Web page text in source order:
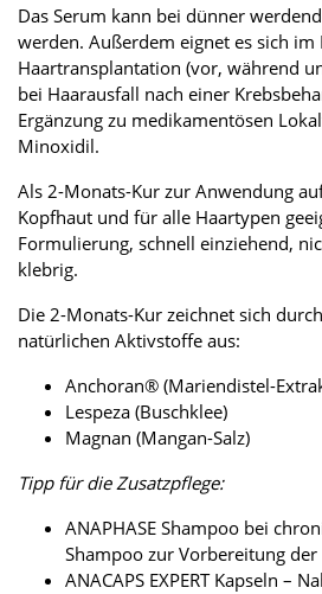
Das Serum kann bei dünner
werden. Außerdem eignet es sich im
Haartransplantation (vor, während
bei Haarausfall nach einer
Ergänzung zu medikamentösen
Minoxidil.
Als 2-Monats-Kur zur Anwendung
Kopfhaut und für alle Haartypen
Formulierung, schnell einziehend,
klebrig.
Die 2-Monats-Kur zeichnet sich
natürlichen Aktivstoffe aus:
Anchoran® (Mariendistel-
Lespeza (Buschklee)
Magnan (Mangan-Salz)
Tipp für die Zusatzpflege:
ANAPHASE Shampoo bei
Shampoo zur Vorbereitung
ANACAPS EXPERT Kapseln –